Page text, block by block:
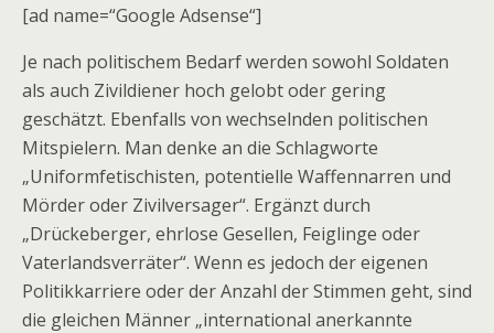
[ad name=“Google Adsense“]
Je nach politischem Bedarf werden sowohl Soldaten
als auch Zivildiener hoch gelobt oder gering
geschätzt. Ebenfalls von wechselnden politischen
Mitspielern. Man denke an die Schlagworte
„Uniformfetischisten, potentielle Waffennarren und
Mörder oder Zivilversager“. Ergänzt durch
„Drückeberger, ehrlose Gesellen, Feiglinge oder
Vaterlandsverräter“. Wenn es jedoch der eigenen
Politikkarriere oder der Anzahl der Stimmen geht, sind
die gleichen Männer „international anerkannte